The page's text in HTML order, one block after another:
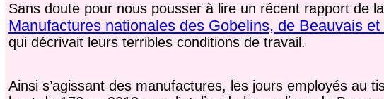
Sans doute pour nous pousser à lire un récent rapport de
Manufactures nationales des Gobelins, de Beauvais
qui décrivait leurs terribles conditions de travail.
Ainsi s’agissant des manufactures, les jours employés au